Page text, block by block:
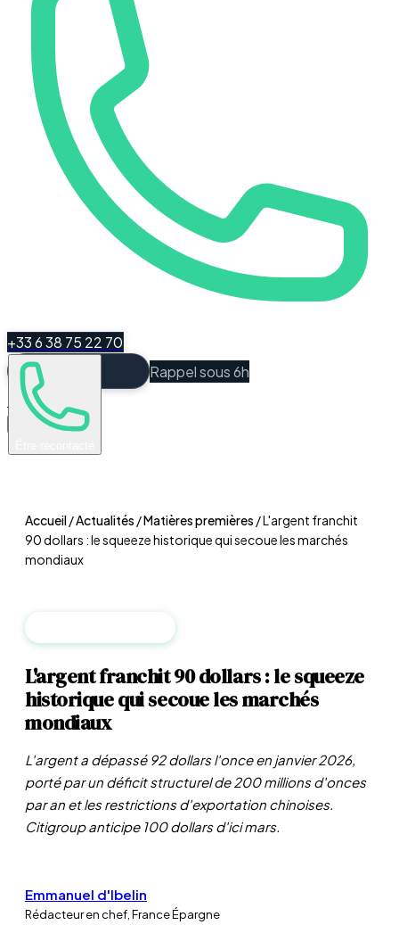
+33 6 38 75 22 70
Rappel sous 6h
Espace Client
Accueil/Actualités /Matières premières /L'argent franchit
90 dollars : le squeeze historique qui secoue les marchés
mondiaux
L'argent franchit 90 dollars : le squeeze
historique qui secoue les marchés
mondiaux
L'argent a dépassé 92 dollars l'once en janvier 2026,
porté par un déficit structurel de 200 millions d'onces
par an et les restrictions d'exportation chinoises.
Citigroup anticipe 100 dollars d'ici mars.
Emmanuel d'Ibelin
Rédacteur en chef, France Épargne